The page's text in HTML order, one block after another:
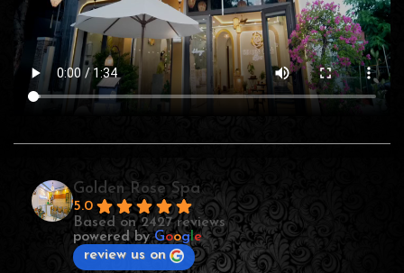
Golden Rose Spa
5.0
Based on 2427 reviews
powered byGoogle
review us on